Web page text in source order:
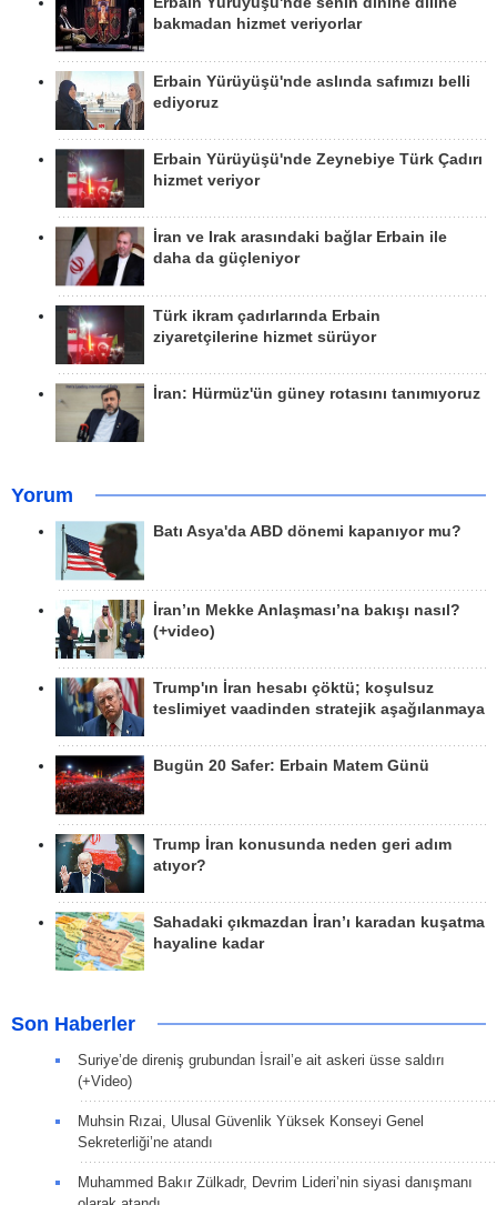
bakmadan hizmet veriyorlar
Erbain Yürüyüşü'nde aslında safımızı belli
ediyoruz
Erbain Yürüyüşü'nde Zeynebiye Türk Çadırı
hizmet veriyor
İran ve Irak arasındaki bağlar Erbain ile
daha da güçleniyor
Türk ikram çadırlarında Erbain
ziyaretçilerine hizmet sürüyor
İran: Hürmüz'ün güney rotasını tanımıyoruz
Yorum
Batı Asya'da ABD dönemi kapanıyor mu?
İran’ın Mekke Anlaşması’na bakışı nasıl?
(+video)
Trump'ın İran hesabı çöktü; koşulsuz
teslimiyet vaadinden stratejik aşağılanmaya
Bugün 20 Safer: Erbain Matem Günü
Trump İran konusunda neden geri adım
atıyor?
Sahadaki çıkmazdan İran’ı karadan kuşatma
hayaline kadar
Son Haberler
Suriye’de direniş grubundan İsrail’e ait askeri üsse saldırı
(+Video)
Muhsin Rızai, Ulusal Güvenlik Yüksek Konseyi Genel
Sekreterliği’ne atandı
Muhammed Bakır Zülkadr, Devrim Lideri’nin siyasi danışmanı